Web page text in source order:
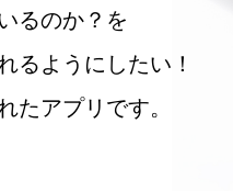
るのか？を
るようにしたい！
たアプリです。